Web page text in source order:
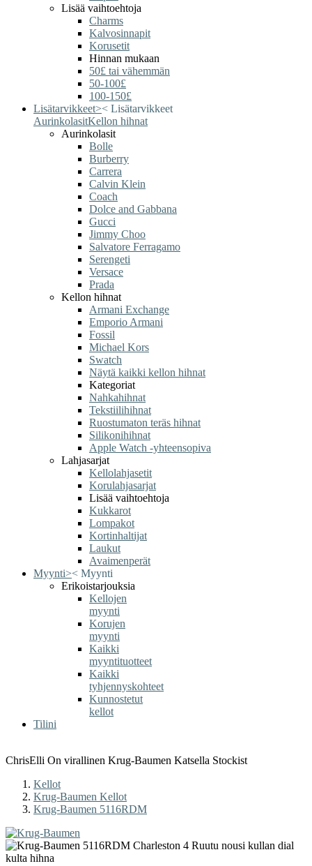
Lisää vaihtoehtoja
Charms
Kalvosinnapit
Korusetit
Hinnan mukaan
50£ tai vähemmän
50-100£
100-150£
Lisätarvikkeet>< Lisätarvikkeet
AurinkolasitKellon hihnat
Aurinkolasit
Bolle
Burberry
Carrera
Calvin Klein
Coach
Dolce and Gabbana
Gucci
Jimmy Choo
Salvatore Ferragamo
Serengeti
Versace
Prada
Kellon hihnat
Armani Exchange
Emporio Armani
Fossil
Michael Kors
Swatch
Näytä kaikki kellon hihnat
Kategoriat
Nahkahihnat
Tekstiilihihnat
Ruostumaton teräs hihnat
Silikonihihnat
Apple Watch -yhteensopiva
Lahjasarjat
Kellolahjasetit
Korulahjasarjat
Lisää vaihtoehtoja
Kukkarot
Lompakot
Kortinhaltijat
Laukut
Avaimenperät
Myynti>< Myynti
Erikoistarjouksia
Kellojen
myynti
Korujen
myynti
Kaikki
myyntituotteet
Kaikki
tyhjennyskohteet
Kunnostetut
kellot
Tilini
ChrisElli On virallinen Krug-Baumen Katsella Stockist
Kellot
Krug-Baumen Kellot
Krug-Baumen 5116RDM